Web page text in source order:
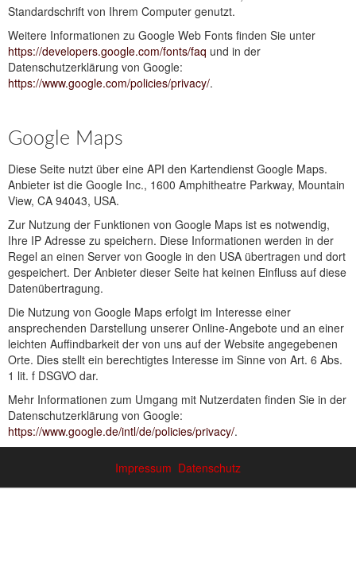
Standardschrift von Ihrem Computer genutzt.
Weitere Informationen zu Google Web Fonts finden Sie unter
https://developers.google.com/fonts/faq und in der
Datenschutzerklärung von Google:
https://www.google.com/policies/privacy/.
Google Maps
Diese Seite nutzt über eine API den Kartendienst Google Maps.
Anbieter ist die Google Inc., 1600 Amphitheatre Parkway, Mountain
View, CA 94043, USA.
Zur Nutzung der Funktionen von Google Maps ist es notwendig,
Ihre IP Adresse zu speichern. Diese Informationen werden in der
Regel an einen Server von Google in den USA übertragen und dort
gespeichert. Der Anbieter dieser Seite hat keinen Einfluss auf diese
Datenübertragung.
Die Nutzung von Google Maps erfolgt im Interesse einer
ansprechenden Darstellung unserer Online-Angebote und an einer
leichten Auffindbarkeit der von uns auf der Website angegebenen
Orte. Dies stellt ein berechtigtes Interesse im Sinne von Art. 6 Abs.
1 lit. f DSGVO dar.
Mehr Informationen zum Umgang mit Nutzerdaten finden Sie in der
Datenschutzerklärung von Google:
https://www.google.de/intl/de/policies/privacy/.
Impressum Datenschutz